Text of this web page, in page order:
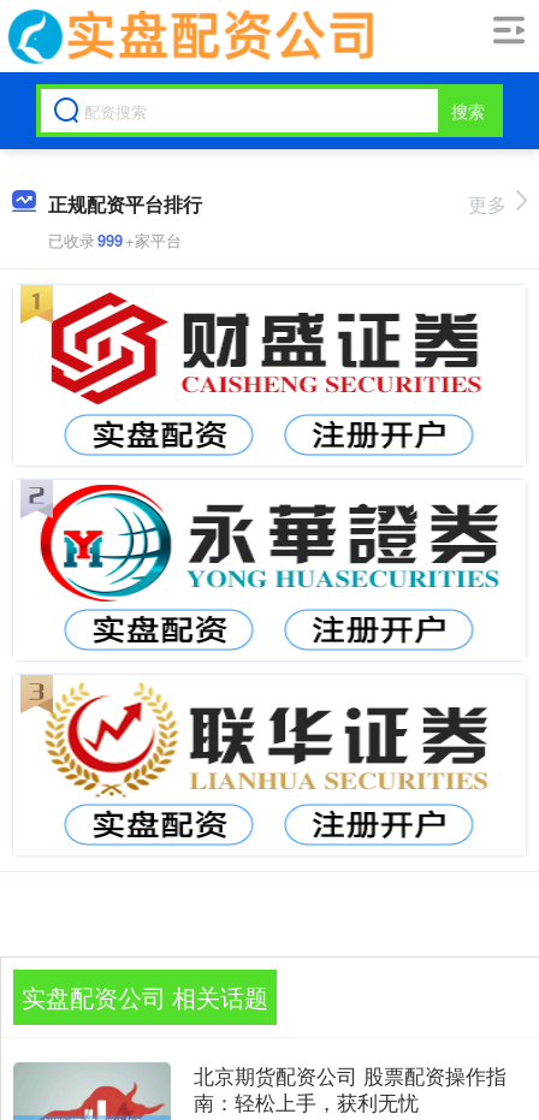
搜索
正规配资平台排行
已收录999+家平台
更多
实盘配资公司 相关话题
北京期货配资公司 股票配资操作指
南：轻松上手，获利无忧